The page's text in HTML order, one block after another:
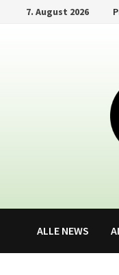
7. August 2026
ALLE NEWS